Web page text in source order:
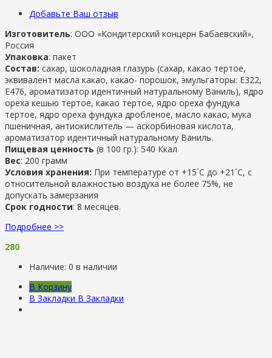
Добавьте Ваш отзыв
Изготовитель: ООО «Кондитерский концерн Бабаевский»,
Россия
Упаковка: пакет
Состав: сахар, шоколадная глазурь (сахар, какао тертое,
эквивалент масла какао, какао- порошок, эмульгаторы: Е322,
Е476, ароматизатор идентичный натуральному Ваниль), ядро
ореха кешью тертое, какао тертое, ядро ореха фундука
тертое, ядро ореха фундука дробленое, масло какао, мука
пшеничная, антиокислитель — аскорбиновая кислота,
ароматизатор идентичный натуральному Ваниль.
Пищевая ценность (в 100 гр.): 540 Ккал
Вес: 200 грамм
Условия хранения: При температуре от +15`С до +21`С, с
относительной влажностью воздуха не более 75%, не
допускать замерзания
Срок годности: 8 месяцев.
Подробнее >>
280
Наличие: 0 в наличии
В Корзину
В Закладки В Закладки